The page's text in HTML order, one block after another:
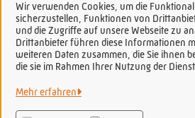
Wir verwenden Cookies, um die
sicherzustellen, Funktionen von
und die Zugriffe auf unsere Webseite zu
Drittanbieter führen diese Informationen
weiteren Daten zusammen, die Sie ihnen
die sie im Rahmen Ihrer Nutzung der
Mehr erfahren
Stadt Peine
Alle Rechte vorbehalten